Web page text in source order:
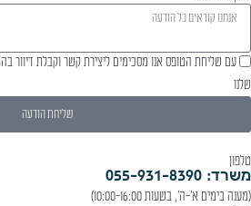
עם שליחת הטופס אנו מסכימים ליצירת קשר וקבלת דיוור
שלנו
שליחת הודעה
טלפון
משרד: 055-931-8390
(מענה בימים א'-ה', בשעות 10:00-16:00)